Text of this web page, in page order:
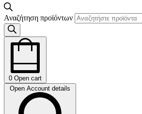
Αναζήτηση προϊόντων
0 Open cart
Open Account details